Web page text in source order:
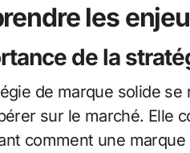
les
de la
de marque solide
sur le marché. Elle
comment une